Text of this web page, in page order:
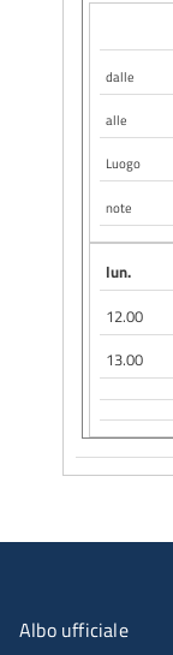
dalle
alle
Luogo
note
lun.
12.00
13.00
Menu
Albo ufficiale